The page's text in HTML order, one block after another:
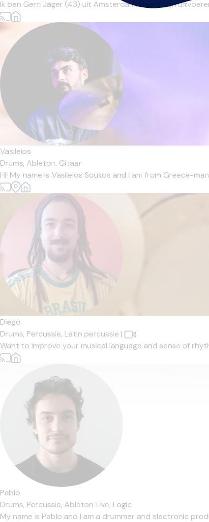
Ik ben Gerri Jäger (43) uit Amsterdam. Naast mijn
Vasileios
Drums, Ableton, Gitaar
Hi! My name is Vasileios Soukos and I am from Greece-
Diego
Drums, Percussie, Latin percussie |
Want to improve your musical language and sense of
Pablo
Drums, Percussie, Ableton Live, Logic
My name is Pablo and I am a drummer and electronic